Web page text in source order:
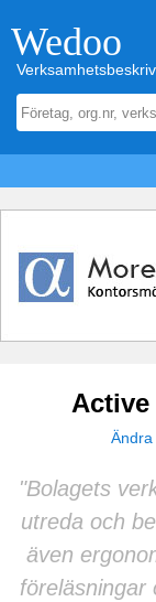
Wedoo
"Bolagets
utreda och
även
föreläsningar